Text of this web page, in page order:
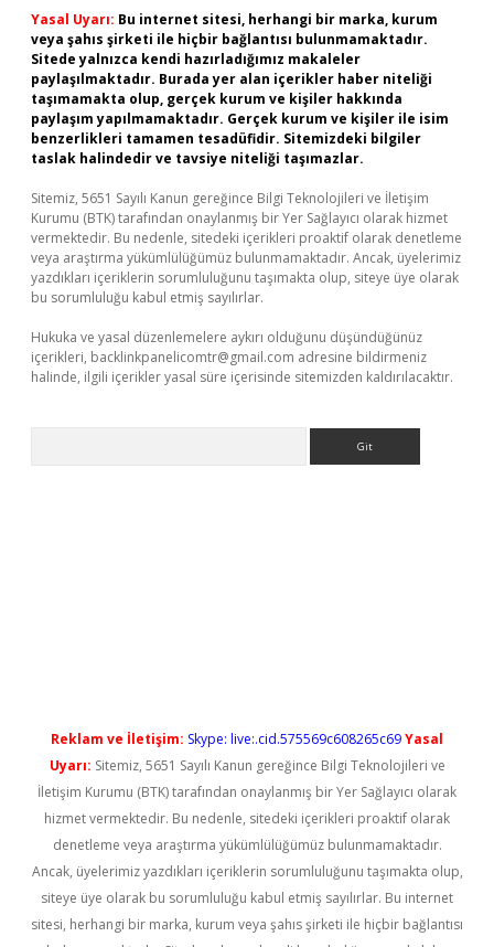
Yasal Uyarı: Bu internet sitesi, herhangi bir marka, kurum
veya şahıs şirketi ile hiçbir bağlantısı bulunmamaktadır.
Sitede yalnızca kendi hazırladığımız makaleler
paylaşılmaktadır. Burada yer alan içerikler haber niteliği
taşımamakta olup, gerçek kurum ve kişiler hakkında
paylaşım yapılmamaktadır. Gerçek kurum ve kişiler ile isim
benzerlikleri tamamen tesadüfidir. Sitemizdeki bilgiler
taslak halindedir ve tavsiye niteliği taşımazlar.
Sitemiz, 5651 Sayılı Kanun gereğince Bilgi Teknolojileri ve İletişim
Kurumu (BTK) tarafından onaylanmış bir Yer Sağlayıcı olarak hizmet
vermektedir. Bu nedenle, sitedeki içerikleri proaktif olarak denetleme
veya araştırma yükümlülüğümüz bulunmamaktadır. Ancak, üyelerimiz
yazdıkları içeriklerin sorumluluğunu taşımakta olup, siteye üye olarak
bu sorumluluğu kabul etmiş sayılırlar.
Hukuka ve yasal düzenlemelere aykırı olduğunu düşündüğünüz
içerikleri, backlinkpanelicomtr@gmail.com adresine bildirmeniz
halinde, ilgili içerikler yasal süre içerisinde sitemizden kaldırılacaktır.
Reklam ve İletişim: Skype: live:.cid.575569c608265c69Yasal
Uyarı: Sitemiz, 5651 Sayılı Kanun gereğince Bilgi Teknolojileri ve
İletişim Kurumu (BTK) tarafından onaylanmış bir Yer Sağlayıcı olarak
hizmet vermektedir. Bu nedenle, sitedeki içerikleri proaktif olarak
denetleme veya araştırma yükümlülüğümüz bulunmamaktadır.
Ancak, üyelerimiz yazdıkları içeriklerin sorumluluğunu taşımakta olup,
siteye üye olarak bu sorumluluğu kabul etmiş sayılırlar. Bu internet
sitesi, herhangi bir marka, kurum veya şahıs şirketi ile hiçbir bağlantısı